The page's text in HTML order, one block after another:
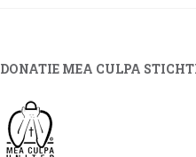
DONATIE MEA CULPA